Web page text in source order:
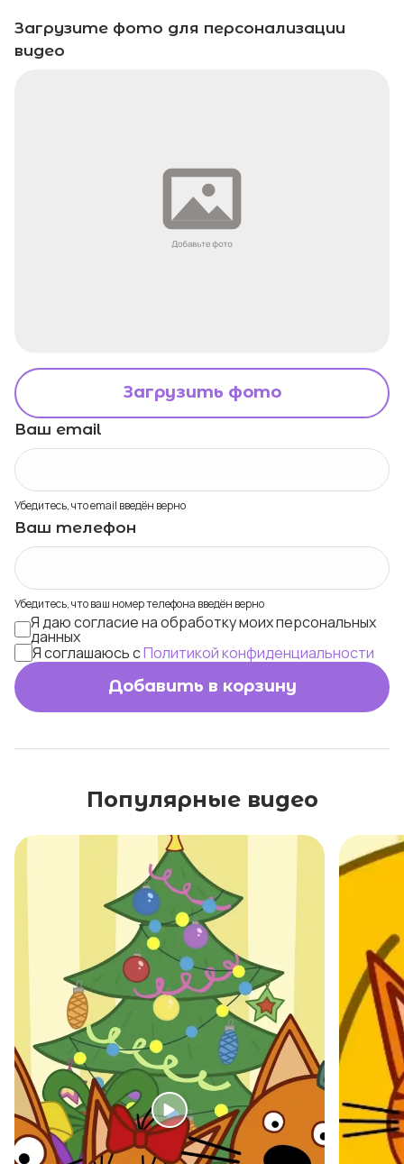
Загрузите фото для персонализации
видео
Загрузить фото
Ваш email
Убедитесь, что email введён верно
Ваш телефон
Убедитесь, что ваш номер телефона введён верно
Я даю согласие на обработку моих персональных
данных
Я соглашаюсь сПолитикой конфиденциальности
Добавить в корзину
Популярные видео